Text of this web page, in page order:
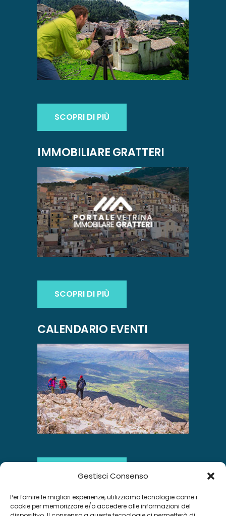
Gestisci Consenso
Per fornire le migliori esperienze, utilizziamo tecnologie come i
cookie per memorizzare e/o accedere alle informazioni del
SCOPRI DI PIÙ
IMMOBILIARE GRATTERI
SCOPRI DI PIÙ
CALENDARIO EVENTI
SCOPRI DI PIÙ
INSTAGRAM